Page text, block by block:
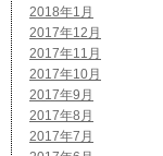
2018年1月
2017年12月
2017年11月
2017年10月
2017年9月
2017年8月
2017年7月